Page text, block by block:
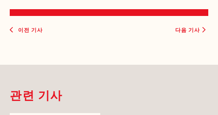
이전 기사 다음 기사
관련 기사